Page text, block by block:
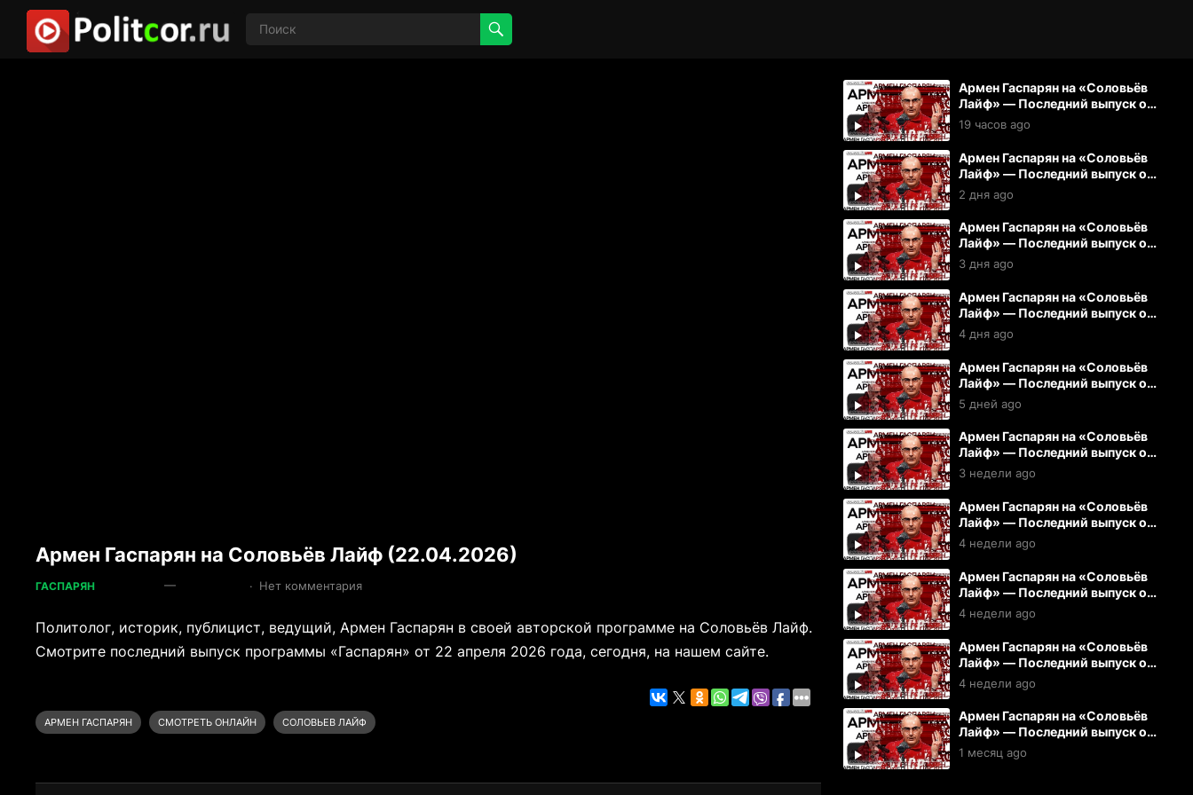
Армен Гаспарян на Соловьёв Лайф (22.04.2026)
ГАСПАРЯН — · Нет комментария
Политолог, историк, публицист, ведущий, Армен Гаспарян в своей авторской программе на Соловьёв Лайф.
Смотрите последний выпуск программы «Гаспарян» от 22 апреля 2026 года, сегодня, на нашем сайте.
АРМЕН ГАСПАРЯН СМОТРЕТЬ ОНЛАЙН СОЛОВЬЕВ ЛАЙФ
Армен Гаспарян на «Соловьёв
Лайф» — Последний выпуск от
07.08.2026
19 часов ago
Армен Гаспарян на «Соловьёв
Лайф» — Последний выпуск от
06.08.2026
2 дня ago
Армен Гаспарян на «Соловьёв
Лайф» — Последний выпуск от
05.08.2026
3 дня ago
Армен Гаспарян на «Соловьёв
Лайф» — Последний выпуск от
04.08.2026
4 дня ago
Армен Гаспарян на «Соловьёв
Лайф» — Последний выпуск от
03.08.2026
5 дней ago
Армен Гаспарян на «Соловьёв
Лайф» — Последний выпуск от
15.07.2026
3 недели ago
Армен Гаспарян на «Соловьёв
Лайф» — Последний выпуск от
14.07.2026
4 недели ago
Армен Гаспарян на «Соловьёв
Лайф» — Последний выпуск от
13.07.2026
4 недели ago
Армен Гаспарян на «Соловьёв
Лайф» — Последний выпуск от
10.07.2026
4 недели ago
Армен Гаспарян на «Соловьёв
Лайф» — Последний выпуск от
08.07.2026
1 месяц ago